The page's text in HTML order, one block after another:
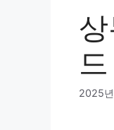
드
2025